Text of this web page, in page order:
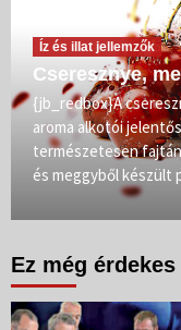
Íz és illat jellemzők
Cseresznye,
{jb_redbox}A
aroma alkotói
természetesen
és meggyből készült
Ez még